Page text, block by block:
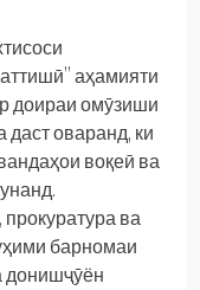
аҳамияти
доираи омӯзиши
даст оваранд, ки
воқеӣ ва
ва
барномаи
донишҷӯён